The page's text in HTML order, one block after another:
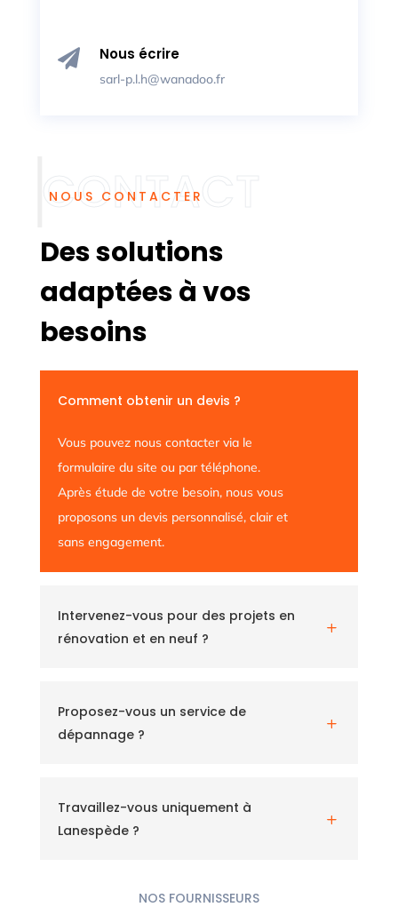
 Nous écrire
sarl-p.l.h@wanadoo.fr
NOUS CONTACTER
Des solutions
adaptées à vos
besoins
Comment obtenir un devis ?
Vous pouvez nous contacter via le
formulaire du site ou par téléphone.
Après étude de votre besoin, nous vous
proposons un devis personnalisé, clair et
sans engagement.
L
Intervenez-vous pour des projets en
rénovation et en neuf ?
L
Proposez-vous un service de
dépannage ?
L
Travaillez-vous uniquement à
Lanespède ?
NOS FOURNISSEURS